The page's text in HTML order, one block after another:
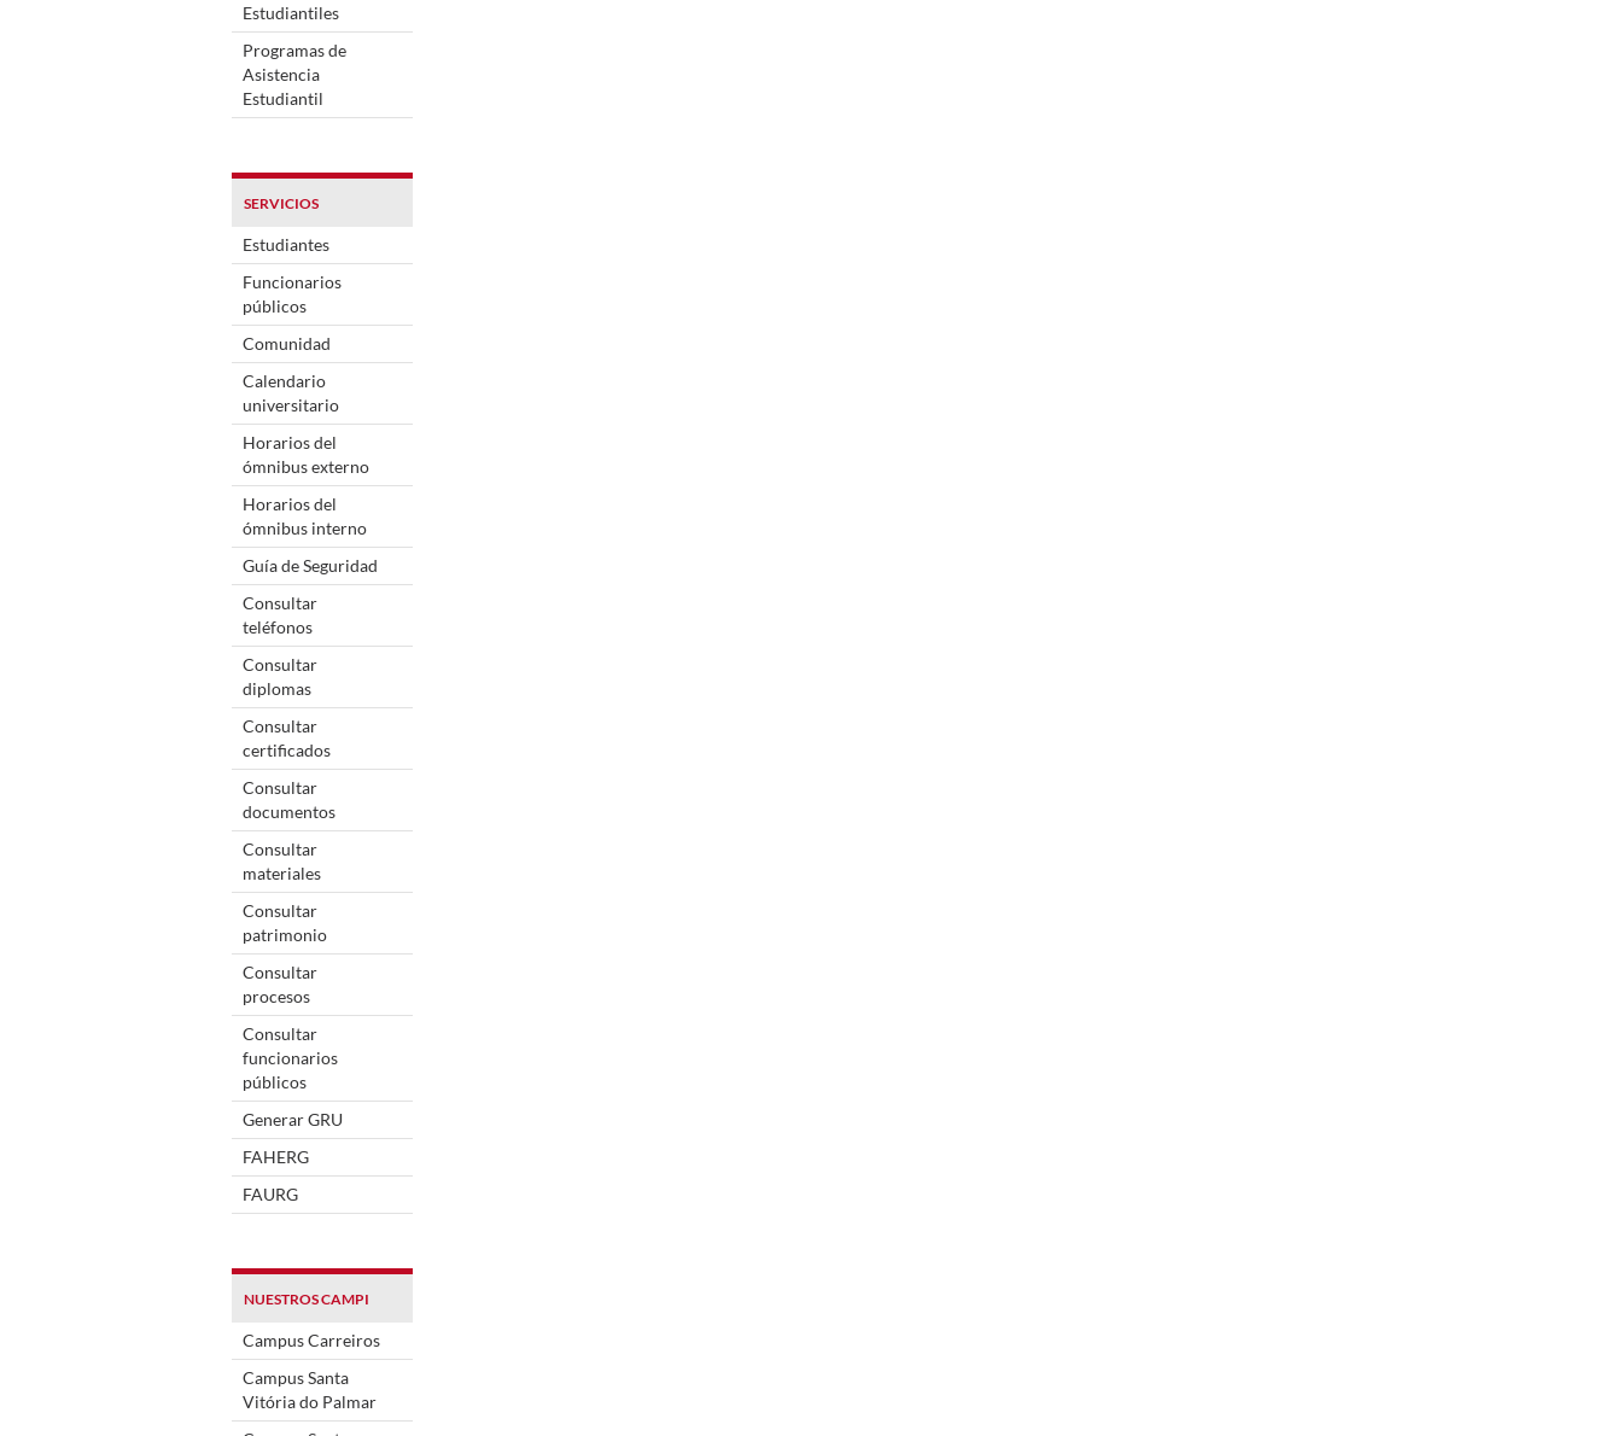
Estudiantiles
Programas de
Asistencia
Estudiantil
SERVICIOS
Estudiantes
Funcionarios
públicos
Comunidad
Calendario
universitario
Horarios del
ómnibus externo
Horarios del
ómnibus interno
Guía de Seguridad
Consultar
teléfonos
Consultar
diplomas
Consultar
certificados
Consultar
documentos
Consultar
materiales
Consultar
patrimonio
Consultar
procesos
Consultar
funcionarios
públicos
Generar GRU
FAHERG
FAURG
NUESTROS CAMPI
Campus Carreiros
Campus Santa
Vitória do Palmar